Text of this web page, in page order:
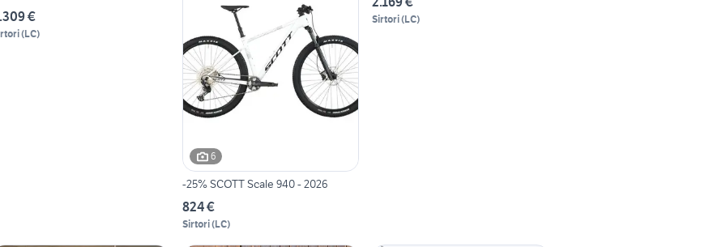
€
(LC)
6
-25% SCOTT Scale 940 - 2026
824 €
Sirtori(LC)
Sirtori(LC)